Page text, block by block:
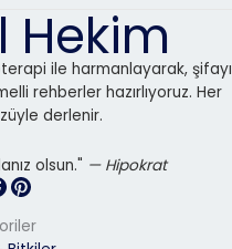
Hekim
ile harmanlayarak, şifayı
rehberler hazırlıyoruz. Her
derlenir.
olsun." — Hipokrat